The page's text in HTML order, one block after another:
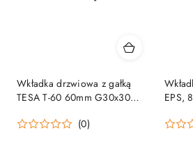
Wkładka drzwiowa z gałką
TESA T-60 60mm G30x30
(0)
EPS,